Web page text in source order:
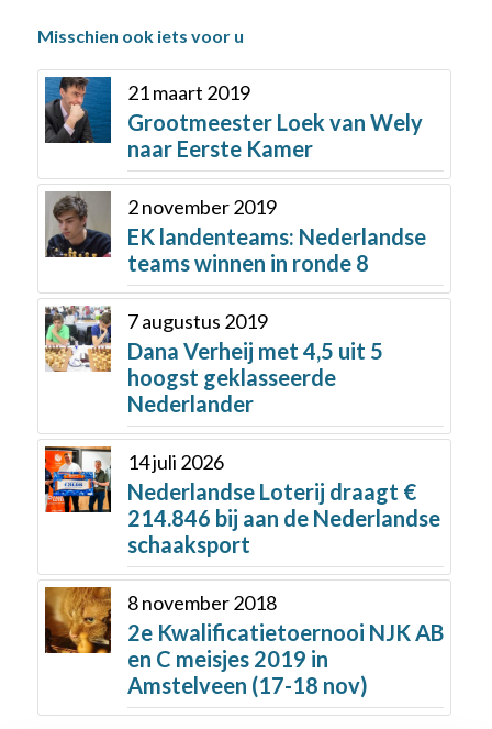
Misschien ook iets voor u
21 maart 2019
Grootmeester Loek van Wely
naar Eerste Kamer
2 november 2019
EK landenteams: Nederlandse
teams winnen in ronde 8
7 augustus 2019
Dana Verheij met 4,5 uit 5
hoogst geklasseerde
Nederlander
14 juli 2026
Nederlandse Loterij draagt €
214.846 bij aan de Nederlandse
schaaksport
8 november 2018
2e Kwalificatietoernooi NJK AB
en C meisjes 2019 in
Amstelveen (17-18 nov)